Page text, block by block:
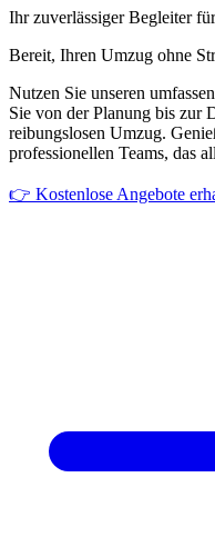
Ihr zuverlässiger Begleiter
Bereit, Ihren Umzug ohne
Nutzen Sie unseren
Sie von der Planung bis zur
reibungslosen Umzug.
professionellen Teams, das
👉 Kostenlose Angebote